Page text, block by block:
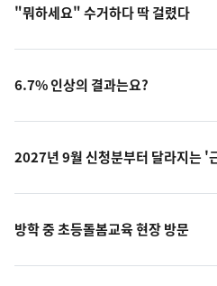
"뭐하세요" 수거하다 딱 걸렸다
6.7% 인상의 결과는요?
2027년 9월 신청분부터 달라지는 '
방학 중 초등돌봄교육 현장 방문